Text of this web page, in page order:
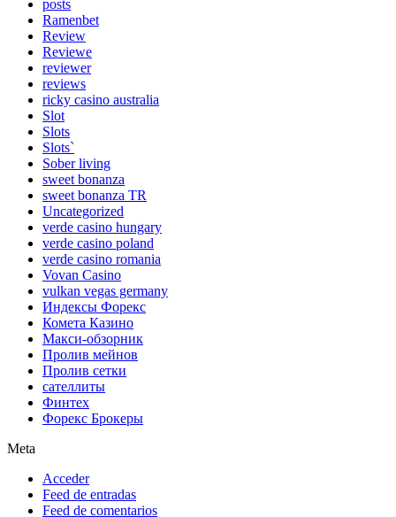
posts
Ramenbet
Review
Reviewe
reviewer
reviews
ricky casino australia
Slot
Slots
Slots`
Sober living
sweet bonanza
sweet bonanza TR
Uncategorized
verde casino hungary
verde casino poland
verde casino romania
Vovan Casino
vulkan vegas germany
Индексы Форекс
Комета Казино
Макси-обзорник
Пролив мейнов
Пролив сетки
сателлиты
Финтех
Форекс Брокеры
Meta
Acceder
Feed de entradas
Feed de comentarios